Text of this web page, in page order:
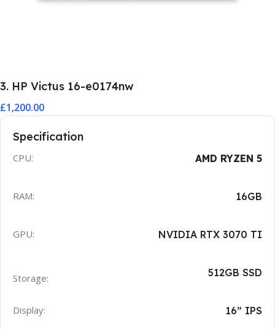
3. HP Victus 16-e0174nw
£1,200.00
Specification
CPU: AMD RYZEN 5
RAM: 16GB
GPU: NVIDIA RTX 3070 TI
Storage: 512GB SSD
Display: 16” IPS